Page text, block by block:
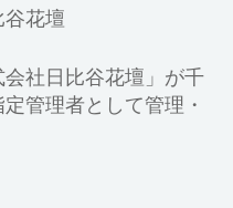
花壇
社日比谷花壇」が千
管理者として管理・